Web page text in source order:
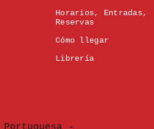
Horarios, Entradas,
Reservas
Cómo llegar
Librería